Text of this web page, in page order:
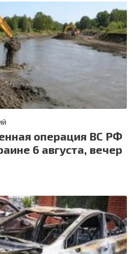
операция ВС РФ
6 августа, вечер